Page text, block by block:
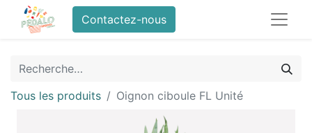
Contactez-nous
Tous les produits Oignon ciboule FL Unité